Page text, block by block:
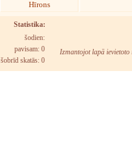
Hīrons
Statistika:
šodien:
pavisam: 0
šobrīd skatās: 0
Izmantojot lapā